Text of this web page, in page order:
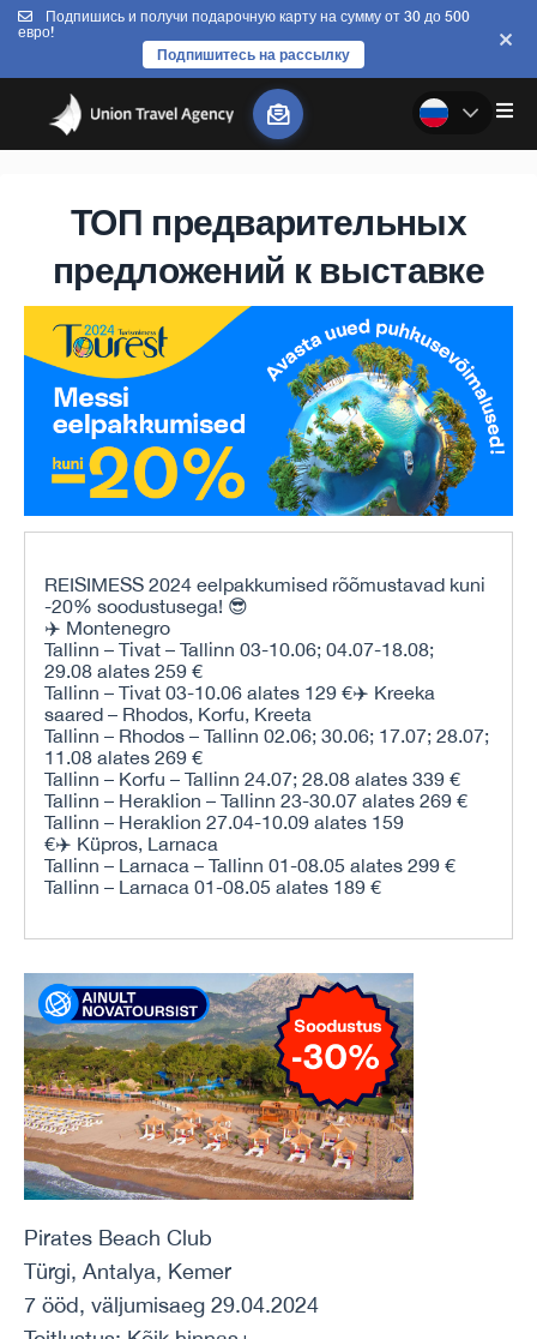
Подпишись и получи подарочную карту на сумму от 30 до 500
евро!
Подпишитесь на рассылку
ТОП предварительных
предложений к выставке
REISIMESS 2024 eelpakkumised rõõmustavad kuni
-20% soodustusega! 😎
✈️ Montenegro
Tallinn – Tivat – Tallinn 03-10.06; 04.07-18.08;
29.08 alates 259 €
Tallinn – Tivat 03-10.06 alates 129 €✈️ Kreeka
saared – Rhodos, Korfu, Kreeta
Tallinn – Rhodos – Tallinn 02.06; 30.06; 17.07; 28.07;
11.08 alates 269 €
Tallinn – Korfu – Tallinn 24.07; 28.08 alates 339 €
Tallinn – Heraklion – Tallinn 23-30.07 alates 269 €
Tallinn – Heraklion 27.04-10.09 alates 159
€✈️ Küpros, Larnaca
Tallinn – Larnaca – Tallinn 01-08.05 alates 299 €
Tallinn – Larnaca 01-08.05 alates 189 €
Pirates Beach Club
Türgi, Antalya, Kemer
7 ööd, väljumisaeg 29.04.2024